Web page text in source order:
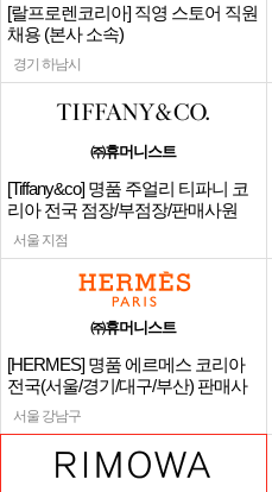
[랄프로렌코리아] 직영 스토어 직원
채용 (본사 소속)
경기 하남시
㈜휴머니스트
[Tiffany&co] 명품 주얼리 티파니 코
리아 전국 점장/부점장/판매사원
서울 지점
㈜휴머니스트
[HERMES] 명품 에르메스 코리아
전국(서울/경기/대구/부산) 판매사
원
서울 강남구